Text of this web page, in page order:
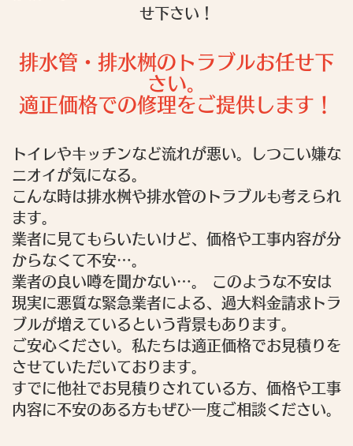
せ下さい！
排水管・排水桝のトラブルお任せ下
さい。
適正価格での修理をご提供します！
トイレやキッチンなど流れが悪い。しつこい嫌な
ニオイが気になる。
こんな時は排水桝や排水管のトラブルも考えられ
ます。
業者に見てもらいたいけど、価格や工事内容が分
からなくて不安…。
業者の良い噂を聞かない…。 このような不安は
現実に悪質な緊急業者による、過大料金請求トラ
ブルが増えているという背景もあります。
ご安心ください。私たちは適正価格でお見積りを
させていただいております。
すでに他社でお見積りされている方、価格や工事
内容に不安のある方もぜひ一度ご相談ください。